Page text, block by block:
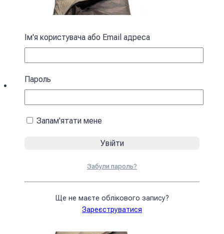
Спальний мішок з капюшоном “Кокон”
Ім'я користувача або Email адреса
Пароль
Запам'ятати мене
Забули пароль?
Ще не маєте облікового запису?
Зареєструватися